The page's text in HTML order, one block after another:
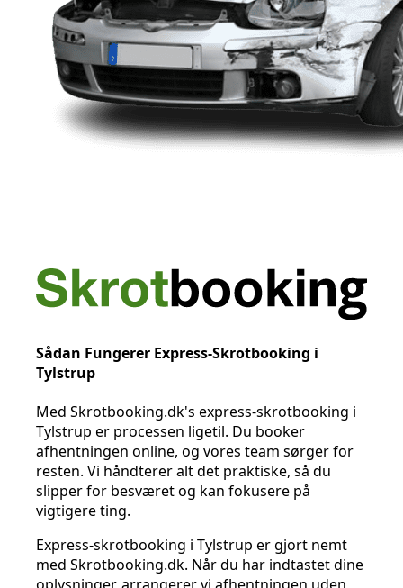
Sådan Fungerer Express-Skrotbooking i
Tylstrup
Med Skrotbooking.dk's express-skrotbooking i
Tylstrup er processen ligetil. Du booker
afhentningen online, og vores team sørger for
resten. Vi håndterer alt det praktiske, så du
slipper for besværet og kan fokusere på
vigtigere ting.
Express-skrotbooking i Tylstrup er gjort nemt
med Skrotbooking.dk. Når du har indtastet dine